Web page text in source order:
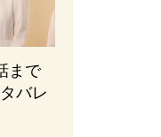
まで
バレ